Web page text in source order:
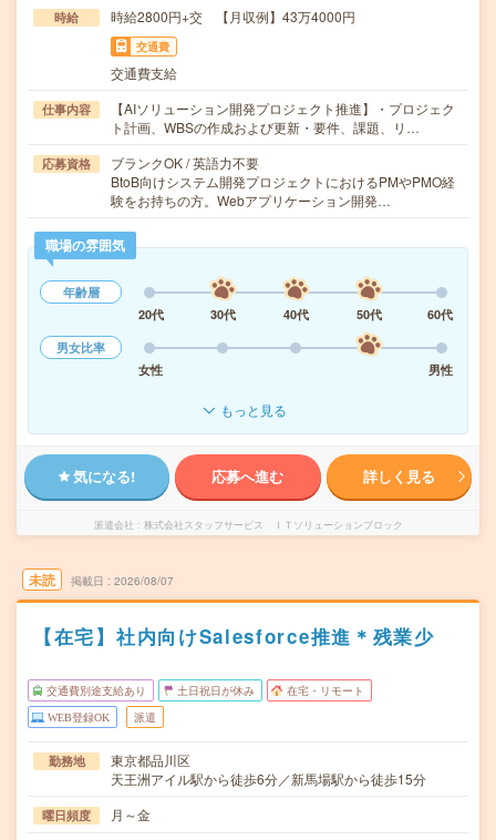
時給 時給2800円+交 【月収例】43万4000円
交通費
交通費支給
仕事内容
【AIソリューション開発プロジェクト推進】・プロジェク
ト計画、WBSの作成および更新・要件、課題、リ…
応募資格
ブランクOK / 英語力不要
BtoB向けシステム開発プロジェクトにおけるPMやPMO経
験をお持ちの方。Webアプリケーション開発…
職場の雰囲気
年齢層
20代
30代 40代 50代
60代
男女比率
女性
男性
もっと見る
気になる! 応募へ進む 詳しく見る
派遣会社 株式会社スタッフサービス ＩＴソリューションブロック
未読 掲載日 2026/08/07
【在宅】社内向けSalesforce推進＊残業少
交通費別途支給あり 土日祝日が休み 在宅・リモート
WEB登録OK 派遣
勤務地
東京都品川区
天王洲アイル駅から徒歩6分／新馬場駅から徒歩15分
曜日頻度 月～金